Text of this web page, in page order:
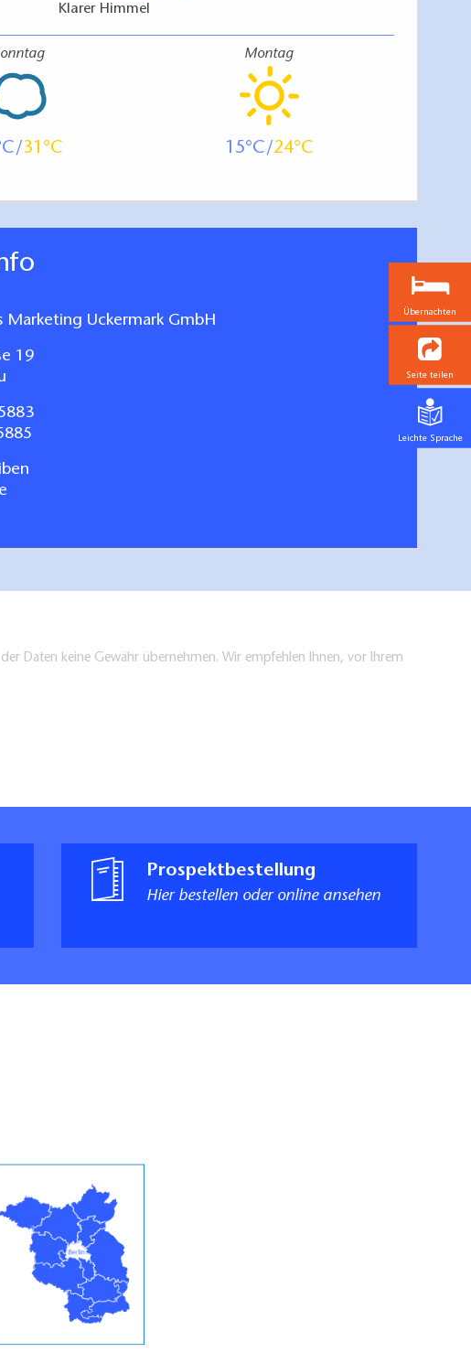
Klarer Himmel
31
Montag
15 24
ansehen/bestellen
Marketing Uckermark GmbH
19
Daten keine Gewähr übernehmen. Wir empfehlen Ihnen, vor Ihrem
Prospektbestellung
Hier bestellen oder online ansehen
Übernachten
Seite teilen
Leichte Sprache